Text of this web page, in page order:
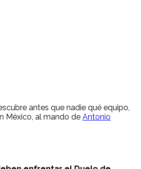
antes que nadie qué equipo,
México, al mando de Antonio